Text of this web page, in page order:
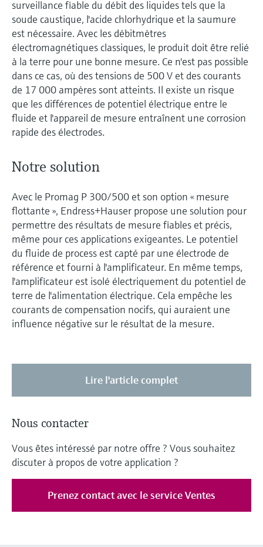
surveillance fiable du débit des liquides tels que la
soude caustique, l'acide chlorhydrique et la saumure
est nécessaire. Avec les débitmètres
électromagnétiques classiques, le produit doit être relié
à la terre pour une bonne mesure. Ce n'est pas possible
dans ce cas, où des tensions de 500 V et des courants
de 17 000 ampères sont atteints. Il existe un risque
que les différences de potentiel électrique entre le
fluide et l'appareil de mesure entraînent une corrosion
rapide des électrodes.
Notre solution
Avec le Promag P 300/500 et son option « mesure
flottante », Endress+Hauser propose une solution pour
permettre des résultats de mesure fiables et précis,
même pour ces applications exigeantes. Le potentiel
du fluide de process est capté par une électrode de
référence et fourni à l'amplificateur. En même temps,
l'amplificateur est isolé électriquement du potentiel de
terre de l'alimentation électrique. Cela empêche les
courants de compensation nocifs, qui auraient une
influence négative sur le résultat de la mesure.
Lire l'article complet
Nous contacter
Vous êtes intéressé par notre offre ? Vous souhaitez
discuter à propos de votre application ?
Prenez contact avec le service Ventes